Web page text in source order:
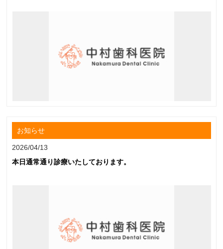
お知らせ
2026/04/13
本日通常通り診療いたしております。